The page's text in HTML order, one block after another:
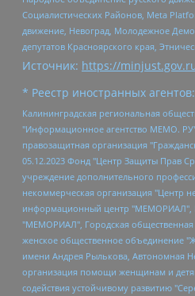
Социалистических Районов, Meta
движение, Невоград, Молодежное
депутатов Красноярского края,
Источник: https://
* Реестр иностранных агентов:
Калининградская региональная общественная организация "Экозащита!-Женсовет", Фонд содействия защите прав и свобод граждан "Общественный вердикт", Фонд "Институт Развития Свободы Информации", Частное учреждение "Информационное агентство МЕМО. РУ", Региональная общественная организация "Общественная комиссия по сохранению наследия академика Сахарова", Фонд поддержки свободы прессы, Санкт-Петербургская общественная правозащитная организация "Гражданский контроль", Межрегиональная общественная организация "Информационно-просветительский центр "Мемориал", Региональный Фонд "Центр Защиты Прав Средств Массовой Информации", с 05.12.2023 Фонд "Центр Защиты Прав Средств массовой информации", Региональная общественная благотворительная организация помощи беженцам и мигрантам "Гражданское содействие", Негосударственное образовательное учреждение дополнительного профессионального образования (повышение квалификации) специалистов "АКАДЕМИЯ ПО ПРАВАМ ЧЕЛОВЕКА", Свердловская региональная общественная организация "Сутяжник", Автономная некоммерческая организация "Центр независимых социологических исследований", Союз общественных объединений "Российский исследовательский центр по правам человека", Региональное общественное учреждение научно-информационный центр "МЕМОРИАЛ", Некоммерческая организация "Фонд защиты гласности", Автономная некоммерческая организация "Институт прав человека", Городская общественная организация "Екатеринбургское общество "МЕМОРИАЛ", Городская общественная организация "Рязанское историко-просветительское и правозащитное общество "Мемориал" (Рязанский Мемориал), Челябинский региональный орган общественной самодеятельности